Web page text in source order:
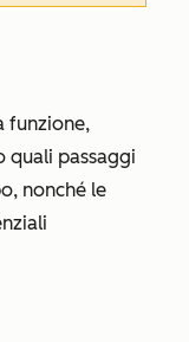
funzione,
quali passaggi
nonché le